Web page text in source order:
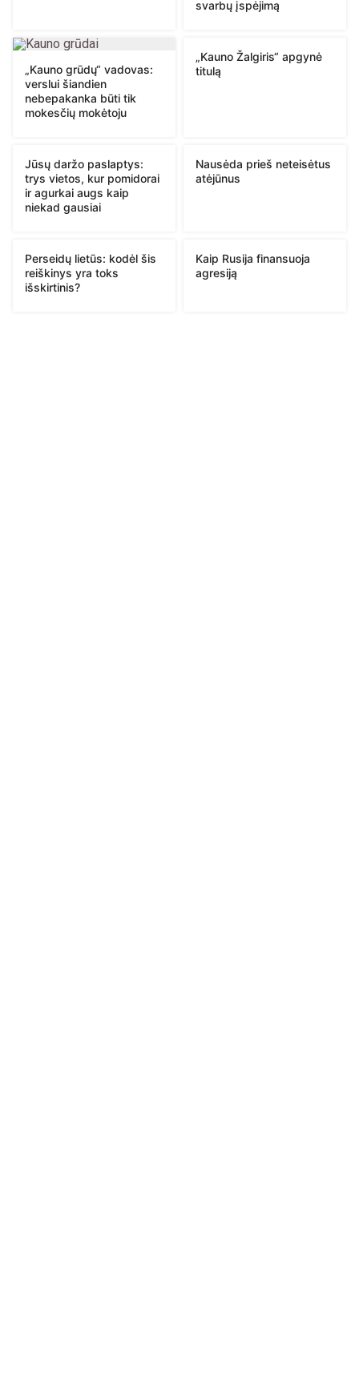
svarbų įspėjimą
„Kauno grūdų“ vadovas:
verslui šiandien
nebepakanka būti tik
mokesčių mokėtoju
„Kauno Žalgiris“ apgynė
titulą
Jūsų daržo paslaptys:
trys vietos, kur pomidorai
ir agurkai augs kaip
niekad gausiai
Nausėda prieš neteisėtus
atėjūnus
Perseidų lietūs: kodėl šis
reiškinys yra toks
išskirtinis?
Kaip Rusija finansuoja
agresiją